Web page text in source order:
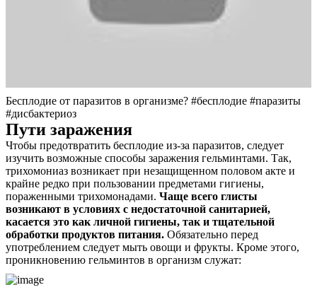
Бесплодие от паразитов в организме? #бесплодие #паразиты
#дисбактериоз
Пути заражения
Чтобы предотвратить бесплодие из-за паразитов, следует
изучить возможные способы заражения гельминтами. Так,
трихомониаз возникает при незащищенном половом акте и
крайне редко при пользовании предметами гигиены,
пораженными трихомонадами. Чаще всего глисты
возникают в условиях с недостаточной санитарией,
касается это как личной гигиены, так и тщательной
обработки продуктов питания. Обязательно перед
употреблением следует мыть овощи и фрукты. Кроме этого,
проникновению гельминтов в организм служат: